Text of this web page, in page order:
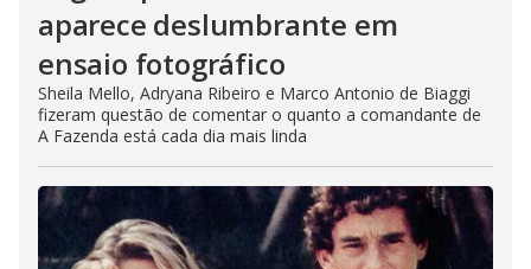
aparece deslumbrante em
ensaio fotográfico
Sheila Mello, Adryana Ribeiro e Marco Antonio de Biaggi
fizeram questão de comentar o quanto a comandante de
A Fazenda está cada dia mais linda